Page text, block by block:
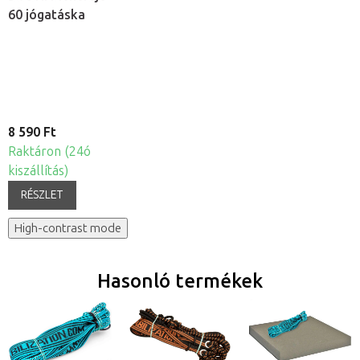
60 jógatáska
8 590 Ft
Raktáron (24ó
kiszállítás)
RÉSZLET
High-contrast mode
Hasonló termékek